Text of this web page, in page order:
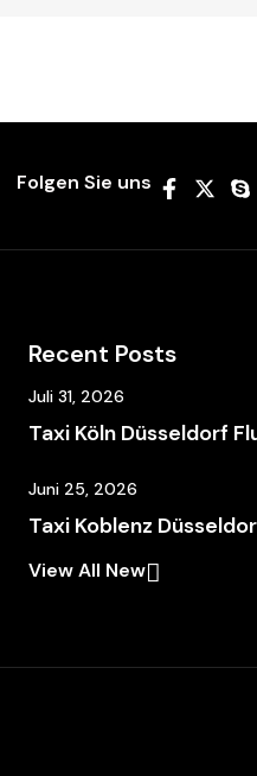
Folgen Sie uns
Recent Posts
Juli 31, 2026
Taxi Köln Düsseldorf
Juni 25, 2026
Taxi Koblenz
View All New